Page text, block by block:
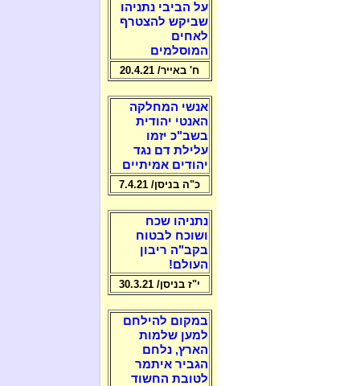
על הביבי נתניהו
שביקש להצטרף
לאחים
המוסלמים
ח' באייר/ 20.4.21
אנשי המחלקה
האנטי יהודית
בשב"כ יזמו
עלילת דם נגד
יהודים אמיתיים
כ"ה בניסן/ 7.4.21
נתניהו שכח
ושוכח לבטוח
בקב"ה ריבון
העולם!
י"ז בניסן/ 30.3.21
במקום להילחם
למען שלמות
הארץ, נלחם
הגביר איתמר
לטובת החשוד